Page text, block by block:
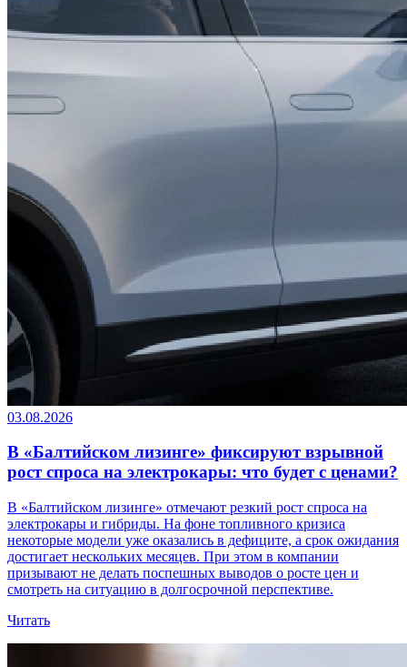
03.08.2026
В «Балтийском лизинге» фиксируют взрывной
рост спроса на электрокары: что будет с ценами?
В «Балтийском лизинге» отмечают резкий рост спроса на
электрокары и гибриды. На фоне топливного кризиса
некоторые модели уже оказались в дефиците, а срок ожидания
достигает нескольких месяцев. При этом в компании
призывают не делать поспешных выводов о росте цен и
смотреть на ситуацию в долгосрочной перспективе.
Читать